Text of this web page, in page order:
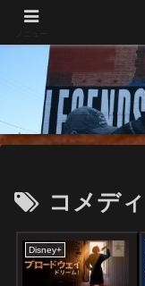
コメディ
Disney+